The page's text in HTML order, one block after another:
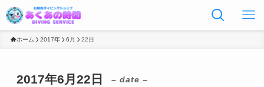
ホーム 2017年 6月 22日
2017年6月22日 – date –